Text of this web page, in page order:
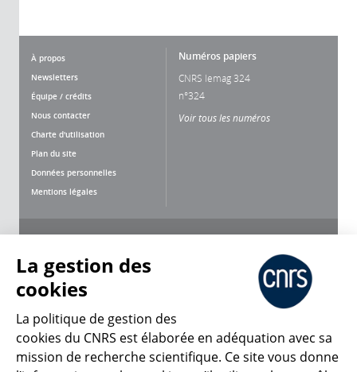
À propos
Newsletters
Équipe / crédits
Nous contacter
Charte d'utilisation
Plan du site
Données personnelles
Mentions légales
Numéros papiers
CNRS lemag 324
n°324
Voir tous les numéros
CNRS Le Mag
La gestion des
cookies
La politique de gestion des
cookies du CNRS est élaborée en adéquation avec sa
mission de recherche scientifique. Ce site vous donne